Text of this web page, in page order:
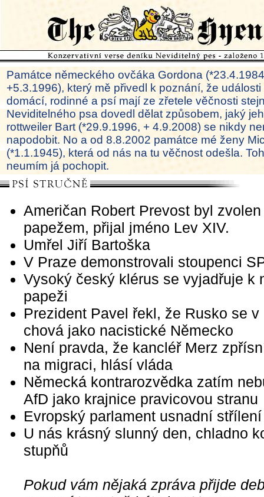
Památce německého ovčáka Gordona
+5.3.1996), který mě přivedl k poznání, že
domácí, rodinné a psí mají ze zřetele věčnosti
Neviditelného psa dovedl dělat způsobem, jaký
rottweiler Bart (*29.9.1996, + 4.9.2008) se nikdy
napodobit. No a od 8.8.2002 památce mé ženy
(*1.1.1945), která od nás na tu věčnost odešla.
neumím já pochopit.
Američan Robert Prevost byl zvolen
papežem, přijal jméno Lev XIV.
Umřel Jiří Bartoška
V Praze demonstrovali stoupenci
Vysoký český klérus se vyjadřuje k
papeži
Prezident Pavel řekl, že Rusko se v
chová jako nacistické Německo
Není pravda, že kancléř Merz
na migraci, hlásí vláda
Německá kontrarozvědka zatím
AfD jako krajnice pravicovou stranu
Evropský parlament usnadní
U nás krásný slunný den, chladno
stupňů
Pokud vám nějaká zpráva přijde